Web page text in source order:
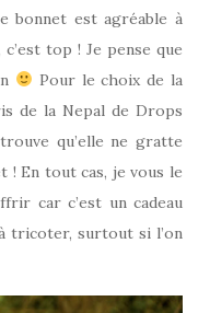
bonnet est agréable à
top ! Je pense que
Pour le choix de la
de la Nepal de Drops
qu’elle ne gratte
! En tout cas, je vous le
car c’est un cadeau
tricoter, surtout si l’on